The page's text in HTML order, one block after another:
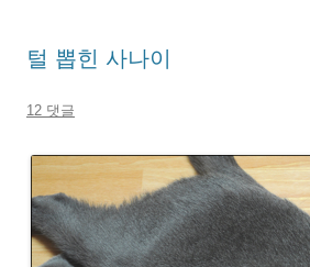
털 뽑힌 사나이
12 댓글